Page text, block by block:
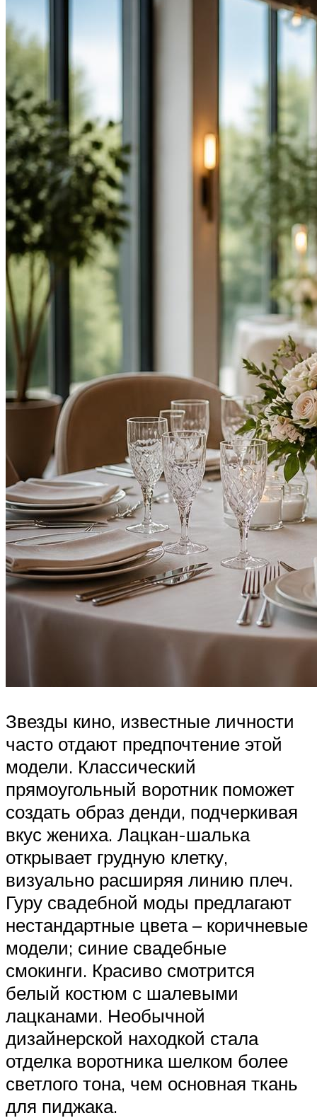
Звезды кино, известные личности
часто отдают предпочтение этой
модели. Классический
прямоугольный воротник поможет
создать образ денди, подчеркивая
вкус жениха. Лацкан-шалька
открывает грудную клетку,
визуально расширяя линию плеч.
Гуру свадебной моды предлагают
нестандартные цвета – коричневые
модели; синие свадебные
смокинги. Красиво смотрится
белый костюм с шалевыми
лацканами. Необычной
дизайнерской находкой стала
отделка воротника шелком более
светлого тона, чем основная ткань
для пиджака.